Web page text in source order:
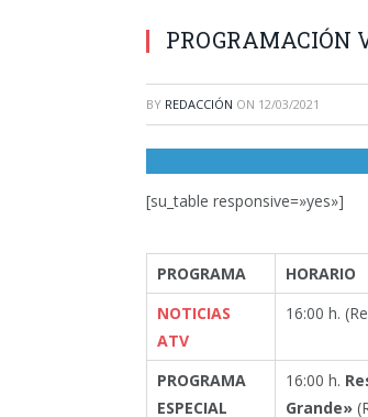
PROGRAMACIÓN
BY REDACCIÓN ON 12/03/2021
[su_table responsive=»yes»]
PROGRAMA
HORARIO
NOTICIAS
ATV
16:00 h.
PROGRAMA
ESPECIAL
16:00 h.
Grande»